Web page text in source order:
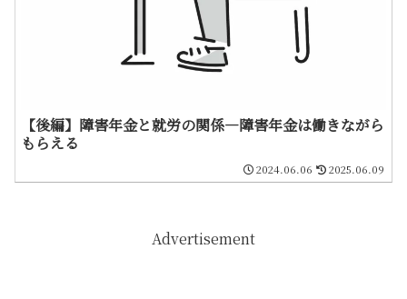
【後編】障害年金と就労の関係―障害年金は働きながら
もらえる
2024.06.06 2025.06.09
Advertisement